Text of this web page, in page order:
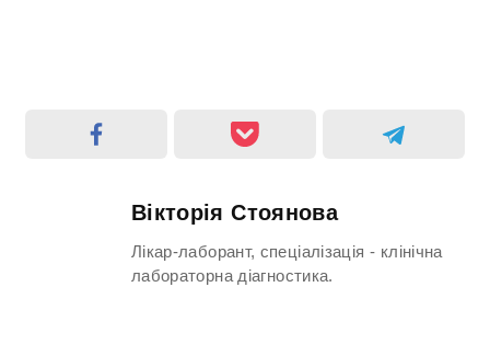
Вікторія Стоянова
Лікар-лаборант, спеціалізація - клінічна
лабораторна діагностика.